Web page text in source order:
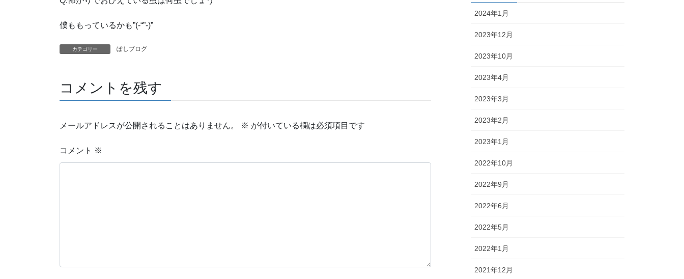
僕ももっているかも”(-“”-)”
カテゴリー ぽしブログ
コメントを残す
メールアドレスが公開されることはありません。 ※ が付いている欄は必須項目です
コメント ※
2024年1月
2023年12月
2023年10月
2023年4月
2023年3月
2023年2月
2023年1月
2022年10月
2022年9月
2022年6月
2022年5月
2022年1月
2021年12月